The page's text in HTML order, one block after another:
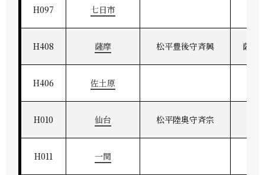
H097 七日市
H408 薩摩 松平豊後守斉興 薩州
H406 佐土原
H010 仙台 松平陸奥守斉宗
H011 一関